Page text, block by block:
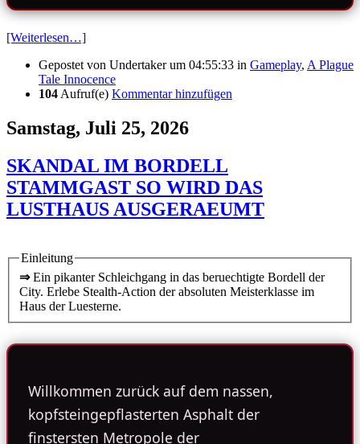
[Weiterlesen…]
Gepostet von Undertakerum 04:55:33 in Gameplay, A Plague
Tale Innocence
104 Aufruf(e) Kommentar hinzufügen
Samstag, Juli 25, 2026
SKANDAL IM BORDELL
STAMMGAST SO WIRD DAS
LUSTHAUS AUSGERAEUMT
Einleitung
⇒Ein pikanter Schleichgang in das beruechtigte Bordell der
City. Erlebe Stealth-Action der absoluten Meisterklasse im
Haus der Luesterne.
Willkommen zurück auf dem nassen,
kopfsteingepflasterten Asphalt der
finstersten Metropole der